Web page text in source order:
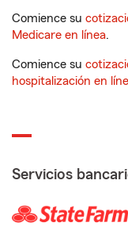
Comience su
Medicare en línea.
Comience su
hospitalización en
Servicios